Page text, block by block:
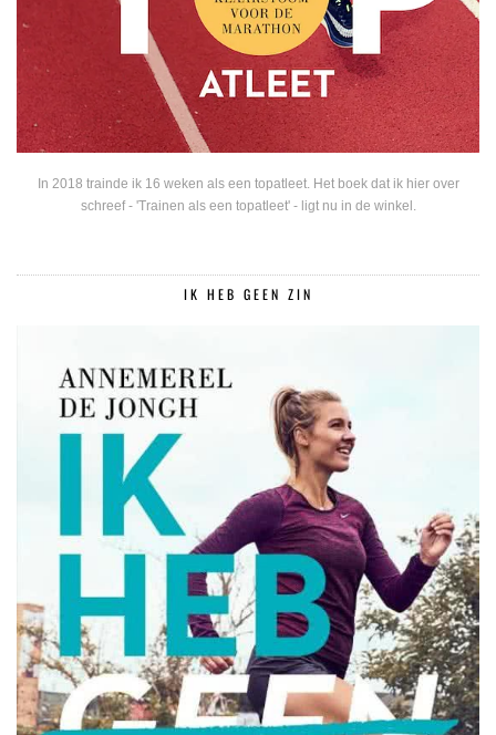
In 2018 trainde ik 16 weken als een topatleet. Het boek dat ik hier over
schreef - 'Trainen als een topatleet' - ligt nu in de winkel.
IK HEB GEEN ZIN